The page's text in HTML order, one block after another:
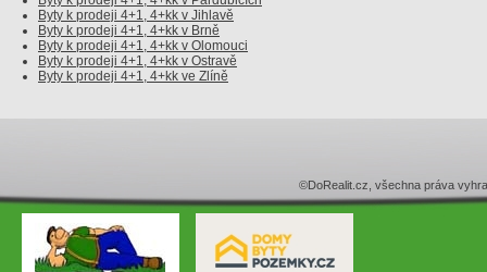
Byty k prodeji 4+1, 4+kk v Jihlavě
Byty k prodeji 4+1, 4+kk v Brně
Byty k prodeji 4+1, 4+kk v Olomouci
Byty k prodeji 4+1, 4+kk v Ostravě
Byty k prodeji 4+1, 4+kk ve Zlíně
©DoRealit.cz, všechna práva